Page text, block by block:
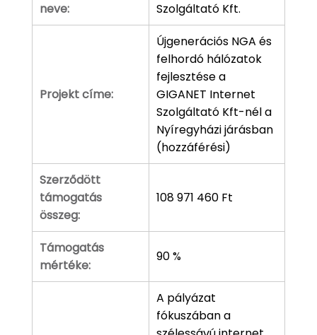
neve:
Szolgáltató Kft.
Projekt címe:
Újgenerációs NGA és
felhordó hálózatok
fejlesztése a
GIGANET Internet
Szolgáltató Kft-nél a
Nyíregyházi járásban
(hozzáférési)
Szerződött
támogatás
összeg:
108 971 460 Ft
Támogatás
mértéke:
90 %
A pályázat
fókuszában a